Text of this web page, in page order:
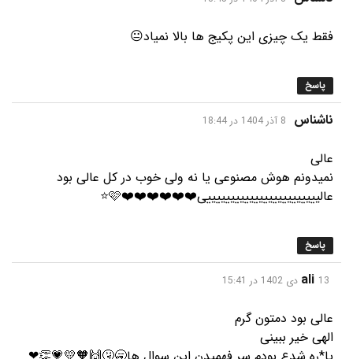
فقط یک چیزی این پکیج ها بالا نمیاد😐
پاسخ
ناشناس گفت:
8 آذر 1404 در 18:44
عالی
نمیدونم هوش مصنوعی یا نه ولی خوب در کل عالی بود
عالییییییییییییییییییییییییی❤️❤️❤️❤️❤️❤️🩷⭐️
پاسخ
ali
گفت: 13 دی 1402 در 15:41
عالی بود دمتون گرم
الهی خیر ببینی